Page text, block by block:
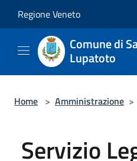
Regione Veneto
Comune di
Lupatoto
Home > Amministrazione >
Servizio